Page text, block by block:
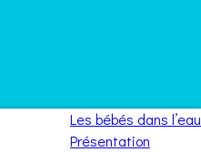
Les bébés dans l’eau
Présentation